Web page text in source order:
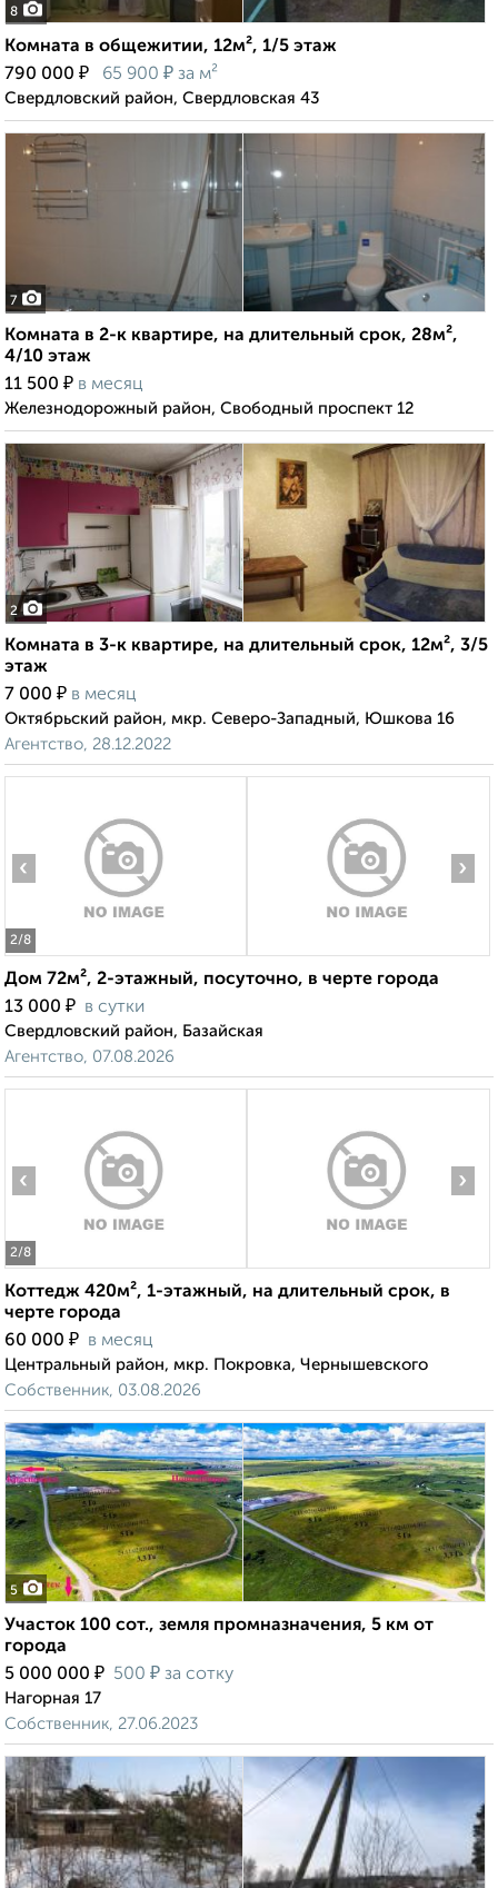
8
Комната в общежитии, 12м², 1/5 этаж
790 000 ₽ 65 900 ₽ за м²
Свердловский район, Свердловская 43
7
Комната в 2-к квартире, на длительный срок, 28м²,
4/10 этаж
11 500 ₽ в месяц
Железнодорожный район, Свободный проспект 12
2
Комната в 3-к квартире, на длительный срок, 12м², 3/5
этаж
7 000 ₽ в месяц
Октябрьский район, мкр. Северо-Западный, Юшкова 16
Агентство, 28.12.2022
2/8
‹ ›
Дом 72м², 2-этажный, посуточно, в черте города
13 000 ₽ в сутки
Свердловский район, Базайская
Агентство, 07.08.2026
2/8
‹ ›
Коттедж 420м², 1-этажный, на длительный срок, в
черте города
60 000 ₽ в месяц
Центральный район, мкр. Покровка, Чернышевского
Собственник, 03.08.2026
5
Участок 100 сот., земля промназначения, 5 км от
города
5 000 000 ₽ 500 ₽ за сотку
Нагорная 17
Собственник, 27.06.2023